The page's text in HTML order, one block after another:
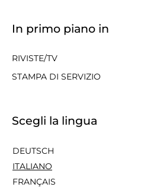
In primo piano in
RIVISTE/TV
STAMPA DI SERVIZIO
Scegli la lingua
DEUTSCH
ITALIANO
FRANÇAIS